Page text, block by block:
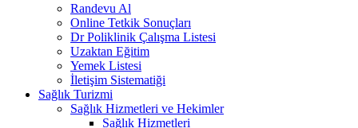
Randevu Al
Online Tetkik Sonuçları
Dr Poliklinik Çalışma Listesi
Uzaktan Eğitim
Yemek Listesi
İletişim Sistematiği
Sağlık Turizmi
Sağlık Hizmetleri ve Hekimler
Sağlık Hizmetleri